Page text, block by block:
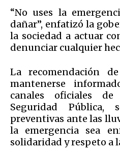
“No uses la
dañar”, enfatizó la
la sociedad a actuar
denunciar cualquier
La recomendación
mantenerse
canales oficiales
Seguridad Pública,
preventivas ante las
la emergencia sea
solidaridad y respeto a